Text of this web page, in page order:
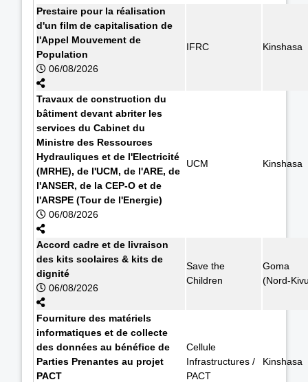
Prestaire pour la réalisation
d'un film de capitalisation de
l'Appel Mouvement de
Population
06/08/2026
IFRC Kinshasa
Travaux de construction du
bâtiment devant abriter les
services du Cabinet du
Ministre des Ressources
Hydrauliques et de l'Electricité
(MRHE), de l'UCM, de l'ARE, de
l'ANSER, de la CEP-O et de
l'ARSPE (Tour de l'Energie)
06/08/2026
UCM Kinshasa
Accord cadre et de livraison
des kits scolaires & kits de
dignité
06/08/2026
Save the
Children
Goma
(Nord-
Fourniture des matériels
informatiques et de collecte
des données au bénéfice de
Parties Prenantes au projet
PACT
Cellule
Infrastructures /
PACT
Kinshasa